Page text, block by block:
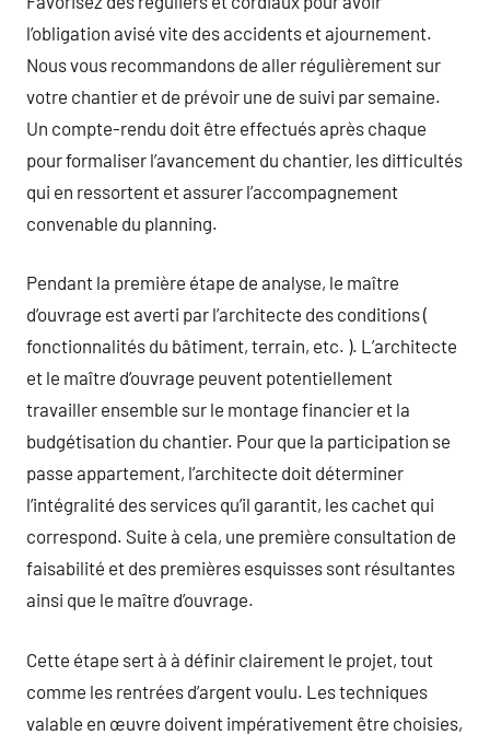
l’obligation avisé vite des accidents et ajournement.
Nous vous recommandons de aller régulièrement sur
votre chantier et de prévoir une de suivi par semaine.
Un compte-rendu doit être effectués après chaque
pour formaliser l’avancement du chantier, les difficultés
qui en ressortent et assurer l’accompagnement
convenable du planning.
Pendant la première étape de analyse, le maître
d’ouvrage est averti par l’architecte des conditions (
fonctionnalités du bâtiment, terrain, etc. ). L’architecte
et le maître d’ouvrage peuvent potentiellement
travailler ensemble sur le montage financier et la
budgétisation du chantier. Pour que la participation se
passe appartement, l’architecte doit déterminer
l’intégralité des services qu’il garantit, les cachet qui
correspond. Suite à cela, une première consultation de
faisabilité et des premières esquisses sont résultantes
ainsi que le maître d’ouvrage.
Cette étape sert à à définir clairement le projet, tout
comme les rentrées d’argent voulu. Les techniques
valable en œuvre doivent impérativement être choisies,